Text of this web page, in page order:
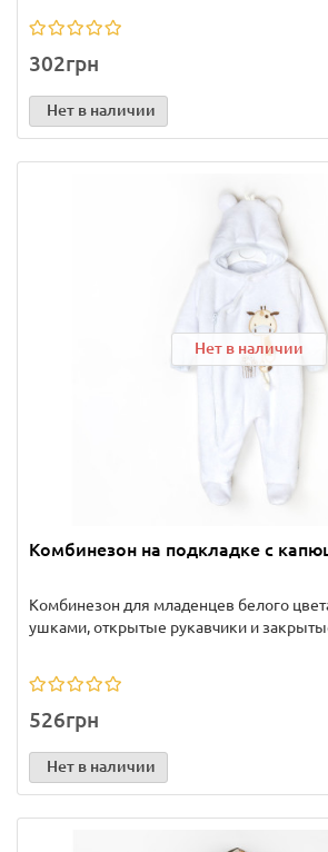
302грн
Нет в наличии
Нет в наличии
Комбинезон на подкладке с
Комбинезон для младенцев белого
ушками, открытые рукавчики и
526грн
Нет в наличии